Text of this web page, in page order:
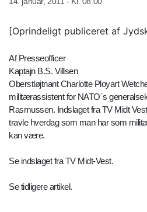
[Oprindeligt publiceret af
Af Presseofficer
Kaptajn B.S. Villsen
Oberstløjtnant Charlotte Ployart
militærassistent for NATO´s
Rasmussen. Indslaget fra TV Midt
travle hverdag som man har som
kan være.
Se indslaget fra TV Midt-Vest.
Se tidligere artikel.